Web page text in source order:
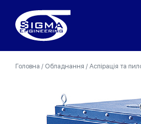
Головна / Обладнання / Аспірація та